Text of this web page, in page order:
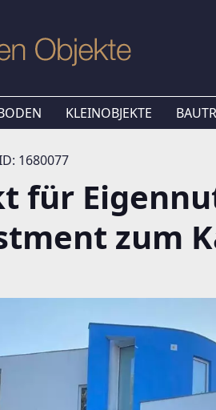
KLEINOBJEKTE
1680077
für
zum